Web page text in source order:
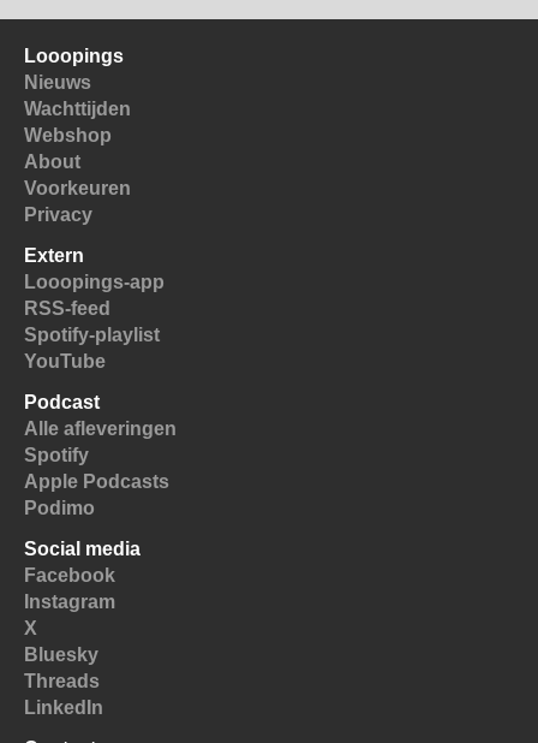
Looopings
Nieuws
Wachttijden
Webshop
About
Voorkeuren
Privacy
Extern
Looopings-app
RSS-feed
Spotify-playlist
YouTube
Podcast
Alle afleveringen
Spotify
Apple Podcasts
Podimo
Social media
Facebook
Instagram
X
Bluesky
Threads
LinkedIn